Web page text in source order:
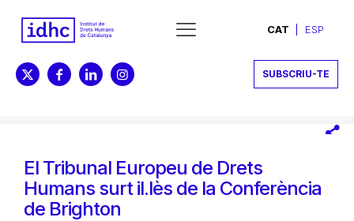
CAT ESP
SUBSCRIU-TE
El Tribunal Europeu de Drets
Humans surt il.lès de la Conferència
de Brighton